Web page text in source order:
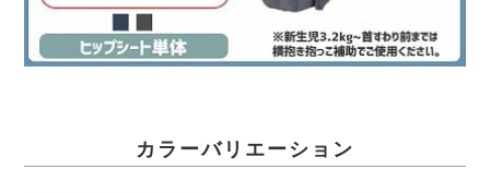
カラーバリエーション